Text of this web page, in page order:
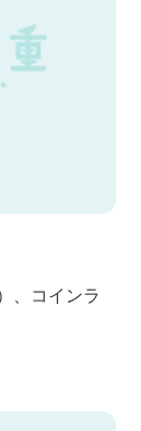
、コインラ